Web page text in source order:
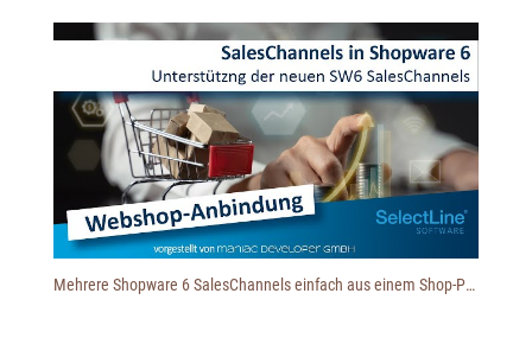
Mehrere Shopware 6 SalesChannels einfach aus einem Shop-Profil der Schnittstelle ansprechen